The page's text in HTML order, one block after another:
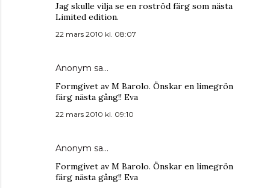
Jag skulle vilja se en roströd färg som nästa
Limited edition.
22 mars 2010 kl. 08:07
Anonym sa…
Formgivet av M Barolo. Önskar en limegrön
färg nästa gång!! Eva
22 mars 2010 kl. 09:10
Anonym sa…
Formgivet av M Barolo. Önskar en limegrön
färg nästa gång!! Eva